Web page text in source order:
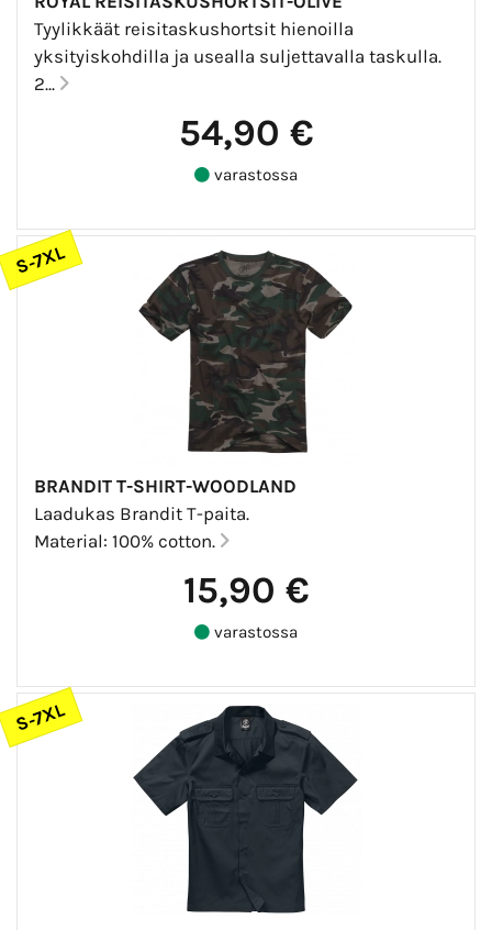
Tyylikkäät reisitaskushortsit hienoilla
yksityiskohdilla ja usealla suljettavalla taskulla.
2...
54,90 €
varastossa
S-7XL
BRANDIT T-SHIRT-WOODLAND
Laadukas Brandit T-paita.
Material: 100% cotton.
15,90 €
varastossa
S-7XL